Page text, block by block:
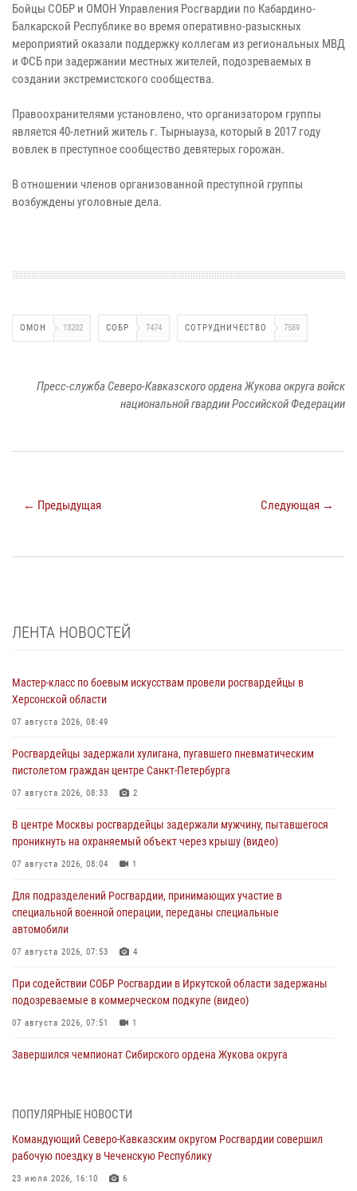
Бойцы СОБР и ОМОН Управления Росгвардии по Кабардино-
Балкарской Республике во время оперативно-разыскных
мероприятий оказали поддержку коллегам из региональных МВД
и ФСБ при задержании местных жителей, подозреваемых в
создании экстремистского сообщества.
Правоохранителями установлено, что организатором группы
является 40-летний житель г. Тырныауза, который в 2017 году
вовлек в преступное сообщество девятерых горожан.
В отношении членов организованной преступной группы
возбуждены уголовные дела.
ОМОН 13202 СОБР 7474 СОТРУДНИЧЕСТВО 7589
Пресс-служба Северо-Кавказского ордена Жукова округа войск
национальной гвардии Российской Федерации
← Предыдущая Следующая →
ЛЕНТА НОВОСТЕЙ
Мастер-класс по боевым искусствам провели росгвардейцы в
Херсонской области
07 августа 2026, 08:49
Росгвардейцы задержали хулигана, пугавшего пневматическим
пистолетом граждан центре Санкт-Петербурга
07 августа 2026, 08:33 2
В центре Москвы росгвардейцы задержали мужчину, пытавшегося
проникнуть на охраняемый объект через крышу (видео)
07 августа 2026, 08:04 1
Для подразделений Росгвардии, принимающих участие в
специальной военной операции, переданы специальные
автомобили
07 августа 2026, 07:53 4
При содействии СОБР Росгвардии в Иркутской области задержаны
подозреваемые в коммерческом подкупе (видео)
07 августа 2026, 07:51 1
Завершился чемпионат Сибирского ордена Жукова округа
Кубани
07 августа 2026, 06:49
ПОПУЛЯРНЫЕ НОВОСТИ
Командующий Северо-Кавказским округом Росгвардии совершил
рабочую поездку в Чеченскую Республику
23 июля 2026, 16:10 6